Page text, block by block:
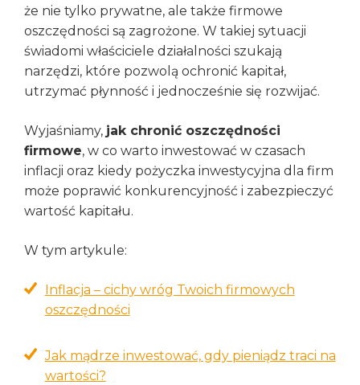
że nie tylko prywatne, ale także firmowe
oszczędności są zagrożone. W takiej sytuacji
świadomi właściciele działalności szukają
narzędzi, które pozwolą ochronić kapitał,
utrzymać płynność i jednocześnie się rozwijać.
Wyjaśniamy, jak chronić oszczędności
firmowe, w co warto inwestować w czasach
inflacji oraz kiedy pożyczka inwestycyjna dla firm
może poprawić konkurencyjność i zabezpieczyć
wartość kapitału.
W tym artykule:
Inflacja – cichy wróg Twoich firmowych
oszczędności
Jak mądrze inwestować, gdy pieniądz traci na
wartości?